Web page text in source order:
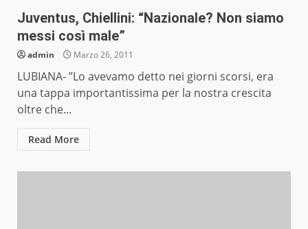
Juventus, Chiellini: “Nazionale? Non siamo
messi così male”
admin Marzo 26, 2011
LUBIANA- ”Lo avevamo detto nei giorni scorsi, era
una tappa importantissima per la nostra crescita
oltre che...
Read More